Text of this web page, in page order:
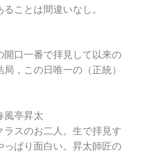
ことは間違いなし。
口一番で拝見して以来の
，この日唯一の（正統）
風亭昇太
スのお二人。生で拝見す
っぱり面白い。昇太師匠の